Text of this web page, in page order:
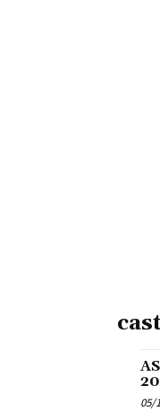
05/